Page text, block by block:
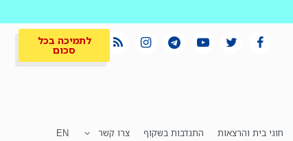
לתמיכה בכל
סכום
חוגי בית והרצאות התנדבות בשקוף צרו קשר EN